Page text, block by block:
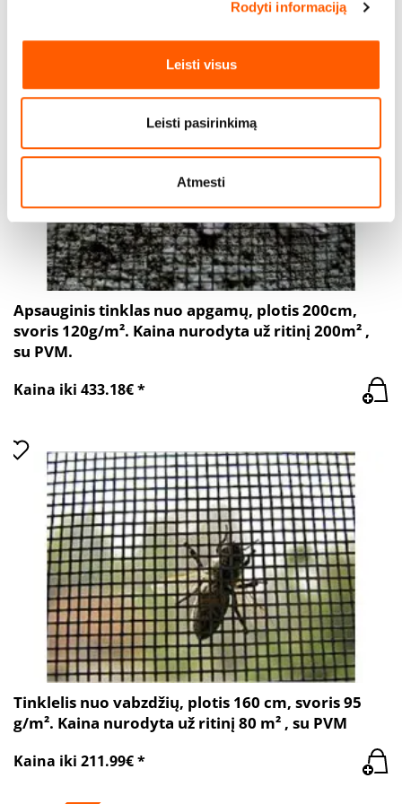
. Galite bet kada pakeisti arba
Naudojame slapukus, kad galėtume suasmeninti turinį
bei skelbimus, teikti visuomeninės medijos funkcijas ir
analizuoti srautą. Be to, svetainės naudojimo informaciją
analizės partneriais, kurie gali ją pridėti prie kitos jūsų
pateiktos arba naudojant paslaugas surinktos
informacijos.
Rodyti informaciją
Leisti visus
Leisti pasirinkimą
Atmesti
Apsauginis tinklas nuo apgamų, plotis 200cm,
svoris 120g/m². Kaina nurodyta už ritinį 200m² ,
su PVM.
Kaina iki 433.18€ *
Tinklelis nuo vabzdžių, plotis 160 cm, svoris 95
g/m². Kaina nurodyta už ritinį 80 m² , su PVM
Kaina iki 211.99€ *